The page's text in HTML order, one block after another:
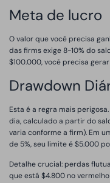
Meta de lucro
O valor que você precisa
das firms exige 8-10% do
$100.000, você precisa
Drawdown
Esta é a regra mais
dia, calculado a partir do
varia conforme a firm). Em
de 5%, seu limite é $5.000
Detalhe crucial: perdas
que está $4.800 no